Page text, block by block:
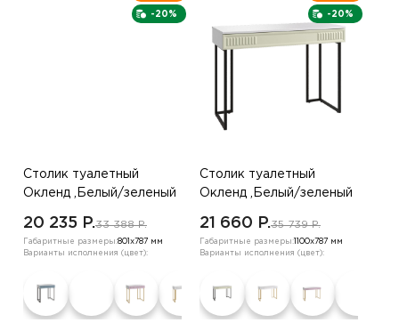
-20%
Столик туалетный
Окленд ,Белый/зеленый
20 235 P.33 388 P.
Габаритные размеры:801х787 мм
Варианты исполнения (цвет):
-20%
Столик туалетный
Окленд ,Белый/зеленый
21 660 P.35 739 P.
Габаритные размеры: 1100х787 мм
Варианты исполнения (цвет):